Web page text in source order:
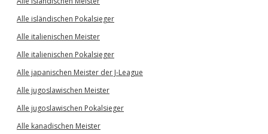
Alle isländischen Pokalsieger
Alle italienischen Meister
Alle italienischen Pokalsieger
Alle japanischen Meister der J-League
Alle jugoslawischen Meister
Alle jugoslawischen Pokalsieger
Alle kanadischen Meister